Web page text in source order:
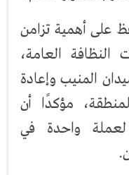
على أهمية تزامن
العامة،
المنيب وإعادة
مؤكدًا أن
لعملة واحدة في